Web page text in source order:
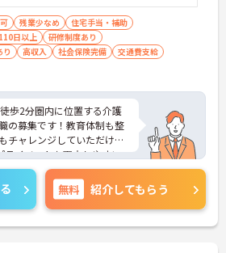
残業少なめ
住宅手当・補助
日以上
研修制度あり
高収入 社会保険完備
交通費支給
歩2分圏内に位置する介護
の募集です！教育体制も整
チャレンジしていただけま
ライベートも両立しやすい
職場なので、お互いでフォ
る職場です。また、駅チカ
もございますので、お仕事
ます★
にお問い合わせください。
無料 紹介してもらう